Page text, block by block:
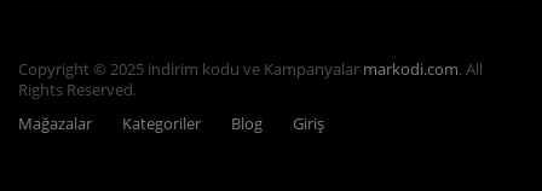
Copyright © 2025 indirim kodu ve Kampanyalar markodi.com. All
Rights Reserved.
Mağazalar
Kategoriler Blog Giriş